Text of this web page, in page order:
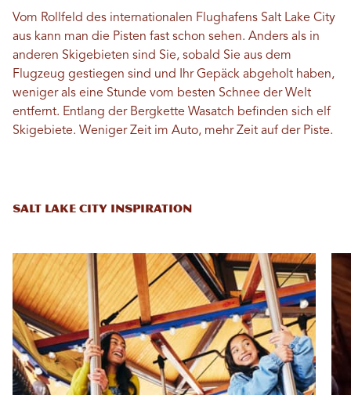
Vom Rollfeld des internationalen Flughafens Salt Lake City
aus kann man die Pisten fast schon sehen. Anders als in
anderen Skigebieten sind Sie, sobald Sie aus dem
Flugzeug gestiegen sind und Ihr Gepäck abgeholt haben,
weniger als eine Stunde vom besten Schnee der Welt
entfernt. Entlang der Bergkette Wasatch befinden sich elf
Skigebiete. Weniger Zeit im Auto, mehr Zeit auf der Piste.
SALT LAKE CITY INSPIRATION